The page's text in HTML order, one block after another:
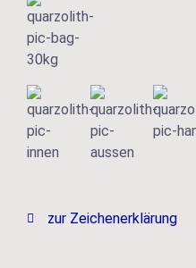
zur Zeichenerklärung